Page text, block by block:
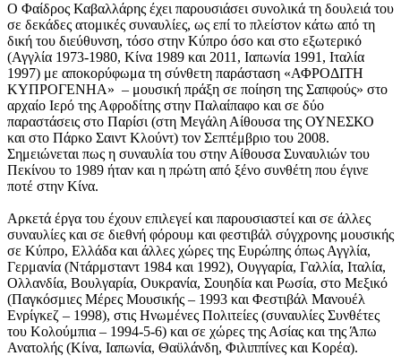
Ο Φαίδρος Καβαλλάρης έχει παρουσιάσει συνολικά τη δουλειά του
σε δεκάδες ατομικές συναυλίες, ως επί το πλείστον κάτω από τη
δική του διεύθυνση, τόσο στην Κύπρο όσο και στο εξωτερικό
(Αγγλία 1973-1980, Κίνα 1989 και 2011, Ιαπωνία 1991, Ιταλία
1997) με αποκορύφωμα τη σύνθετη παράσταση «ΑΦΡΟΔΙΤΗ
ΚΥΠΡΟΓΕΝΗΑ» – μουσική πράξη σε ποίηση της Σαπφούς» στο
αρχαίο Ιερό της Αφροδίτης στην Παλαίπαφο και σε δύο
παραστάσεις στο Παρίσι (στη Μεγάλη Αίθουσα της ΟΥΝΕΣΚΟ
και στο Πάρκο Σαιντ Κλούντ) τον Σεπτέμβριο του 2008.
Σημειώνεται πως η συναυλία του στην Αίθουσα Συναυλιών του
Πεκίνου το 1989 ήταν και η πρώτη από ξένο συνθέτη που έγινε
ποτέ στην Κίνα.
Αρκετά έργα του έχουν επιλεγεί και παρουσιαστεί και σε άλλες
συναυλίες και σε διεθνή φόρουμ και φεστιβάλ σύγχρονης μουσικής
σε Κύπρο, Ελλάδα και άλλες χώρες της Ευρώπης όπως Αγγλία,
Γερμανία (Ντάρμσταντ 1984 και 1992), Ουγγαρία, Γαλλία, Ιταλία,
Ολλανδία, Βουλγαρία, Ουκρανία, Σουηδία και Ρωσία, στο Μεξικό
(Παγκόσμιες Μέρες Μουσικής – 1993 και Φεστιβάλ Μανουέλ
Ενρίγκεζ – 1998), στις Ηνωμένες Πολιτείες (συναυλίες Συνθέτες
του Κολούμπια – 1994-5-6) και σε χώρες της Ασίας και της Άπω
Ανατολής (Κίνα, Ιαπωνία, Θαϋλάνδη, Φιλιππίνες και Κορέα).